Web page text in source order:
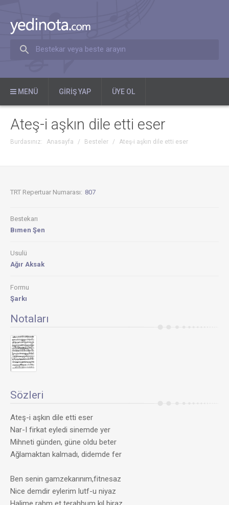
Bestekar veya beste arayın
MENÜ GIRIŞ YAP ÜYE OL
Ateş-i aşkın dile etti eser
Burdasınız: Anasayfa / Besteler / Ateş-i aşkın dile etti eser
TRT Repertuar Numarası: 807
Bestekarı
Bımen Şen
Usulü
Ağır Aksak
Formu
Şarkı
Notaları
Sözleri
Ateş-i aşkın dile etti eser
Nar-I firkat eyledi sinemde yer
Mihneti günden, güne oldu beter
Ağlamaktan kalmadı, didemde fer
Ben senin gamzekarınım,fitnesaz
Nice demdir eylerim lutf-u niyaz